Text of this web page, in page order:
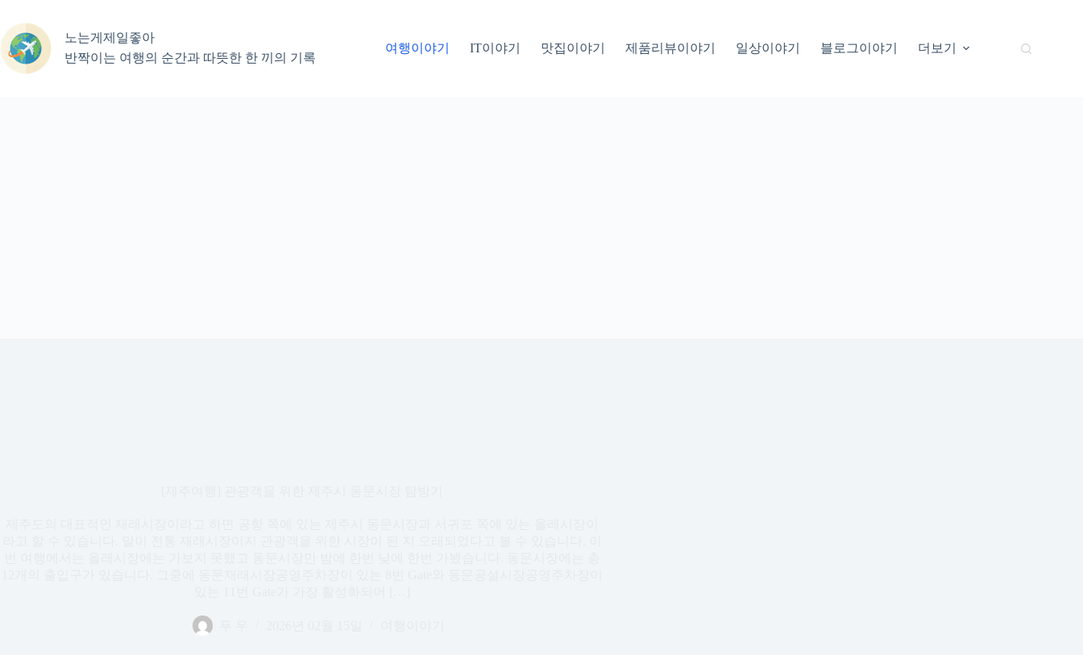
으
로
노는게제일좋아
반짝이는 여행의 순간과 따뜻한 한 끼의 기록
여행이야기 IT이야기 맛집이야기 제품리뷰이야기 일상이야기 블로그이야기 더보기